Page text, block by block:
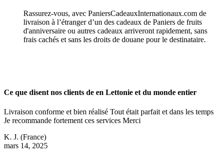
Rassurez-vous, avec PaniersCadeauxInternationaux.com de
livraison à l’étranger d’un des cadeaux de Paniers de fruits
d'anniversaire ou autres cadeaux arriveront rapidement, sans
frais cachés et sans les droits de douane pour le destinataire.
Ce que disent nos clients de en Lettonie et du monde entier
Livraison conforme et bien réalisé Tout était parfait et dans les temps
Je recommande fortement ces services Merci
K. J. (France)
mars 14, 2025